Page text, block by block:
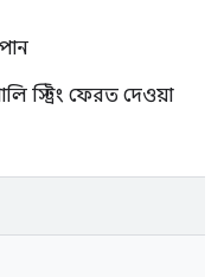
স্ট্রিং ফেরত দেওয়া